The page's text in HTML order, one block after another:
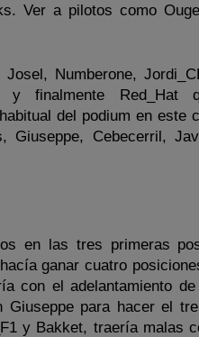
Ver a pilotos como
Numberone,
y finalmente
del podium en este
Giuseppe, Cebecerril,
en las tres primeras
ganar cuatro
con el adelantamiento
Giuseppe para hacer el
y Bakket, traería malas